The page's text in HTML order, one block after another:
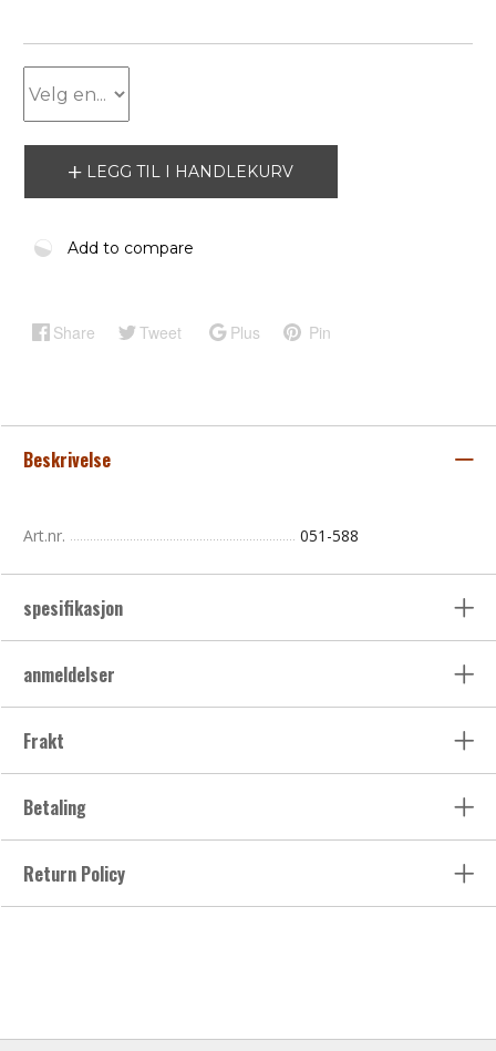
LEGG TIL I HANDLEKURV
Add to compare
Share Tweet Plus Pin
Beskrivelse
Art.nr. 051-588
spesifikasjon
anmeldelser
Frakt
Betaling
Return Policy